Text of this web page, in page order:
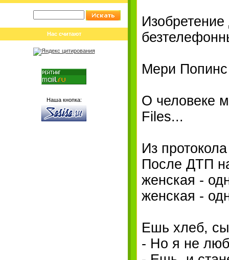
Нас считают
Наша кнопка:
Мери Попинс
О человеке
Files...
Из
После ДТП
женская -
женская -
Ешь хлеб,
- Но я не